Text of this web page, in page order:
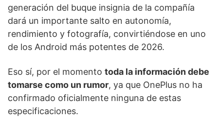
generación del buque insignia de la compañía
dará un importante salto en autonomía,
rendimiento y fotografía, convirtiéndose en uno
de los Android más potentes de 2026.
Eso sí, por el momento toda la información debe
tomarse como un rumor, ya que OnePlus no ha
confirmado oficialmente ninguna de estas
especificaciones.